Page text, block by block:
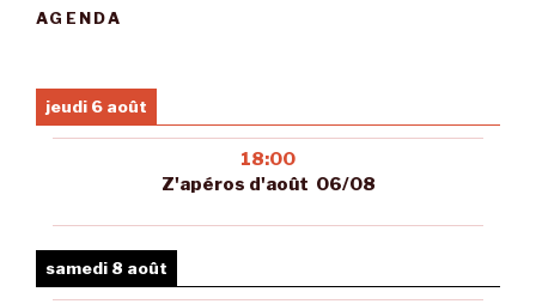
AGENDA
jeudi 6 août
18:00
Z'apéros d'août 06/08
samedi 8 août